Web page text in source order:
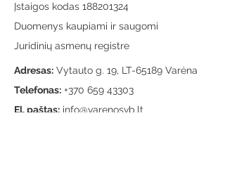
Įstaigos kodas 188201324
Duomenys kaupiami ir saugomi
Juridinių asmenų registre
Adresas: Vytauto g. 19, LT-65189 Varėna
Telefonas: +370 659 43303
El. paštas: info@varenosvb.lt